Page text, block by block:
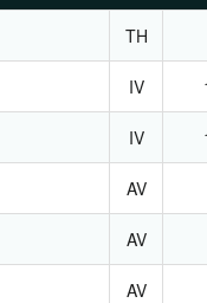
Pos.
TH
IV
IV
AV
AV
AV